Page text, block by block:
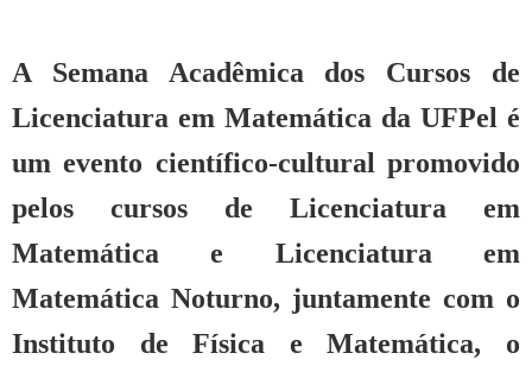
A Semana Acadêmica dos Cursos de
Licenciatura em Matemática da UFPel é
um evento científico-cultural promovido
pelos cursos de Licenciatura em
Matemática e Licenciatura em
Matemática Noturno, juntamente com o
Instituto de Física e Matemática, o